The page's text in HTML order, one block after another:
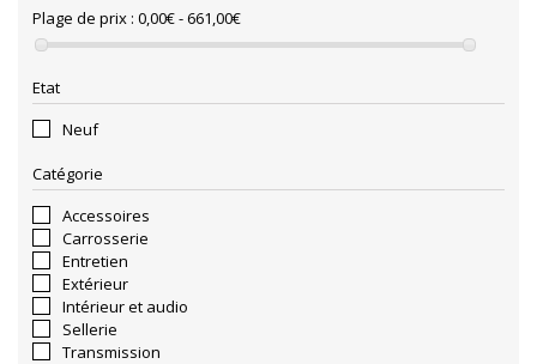
Plage de prix : 0,00€ - 661,00€
Etat
Neuf
Catégorie
Accessoires
Carrosserie
Entretien
Extérieur
Intérieur et audio
Sellerie
Transmission